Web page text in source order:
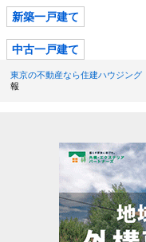
新築一戸建て
中古一戸建て
東京の不動産なら住建ハウジング
報